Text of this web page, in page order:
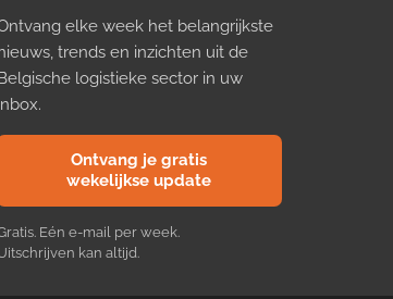
elke week het belangrijkste
trends en inzichten uit de
logistieke sector in uw
Ontvang je gratis
wekelijkse update
Eén e-mail per week.
kan altijd.